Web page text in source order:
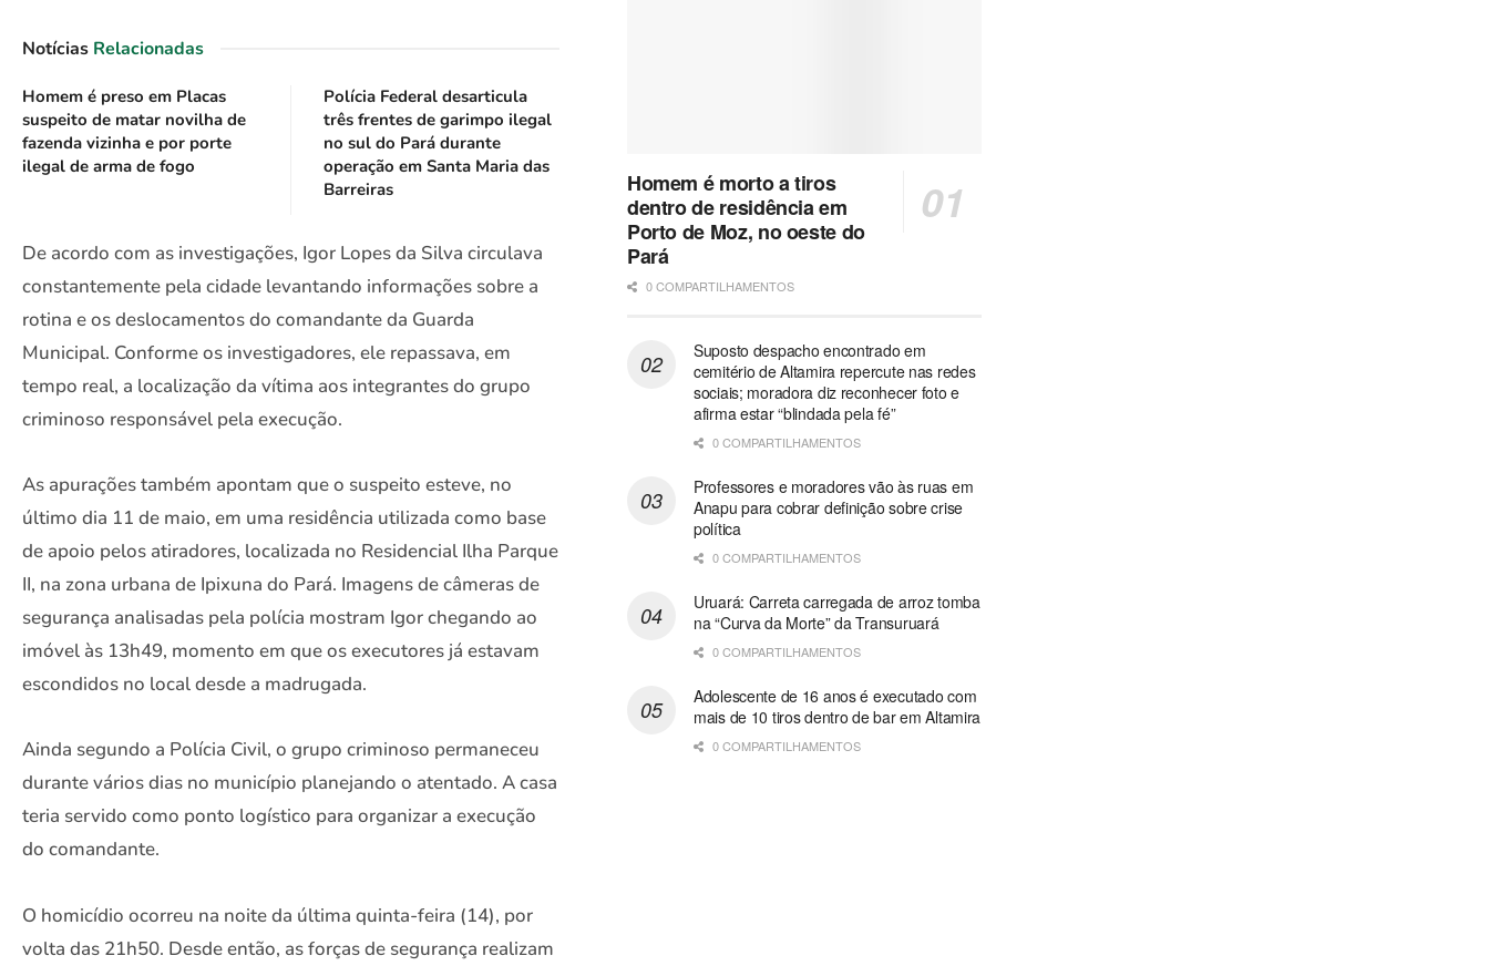
Notícias Relacionadas
Homem é preso em Placas
suspeito de matar novilha de
fazenda vizinha e por porte
ilegal de arma de fogo
Polícia Federal desarticula
três frentes de garimpo ilegal
no sul do Pará durante
operação em Santa Maria das
Barreiras
De acordo com as investigações, Igor Lopes da Silva circulava
constantemente pela cidade levantando informações sobre a
rotina e os deslocamentos do comandante da Guarda
Municipal. Conforme os investigadores, ele repassava, em
tempo real, a localização da vítima aos integrantes do grupo
criminoso responsável pela execução.
As apurações também apontam que o suspeito esteve, no
último dia 11 de maio, em uma residência utilizada como base
de apoio pelos atiradores, localizada no Residencial Ilha Parque
II, na zona urbana de Ipixuna do Pará. Imagens de câmeras de
segurança analisadas pela polícia mostram Igor chegando ao
imóvel às 13h49, momento em que os executores já estavam
escondidos no local desde a madrugada.
Ainda segundo a Polícia Civil, o grupo criminoso permaneceu
durante vários dias no município planejando o atentado. A casa
teria servido como ponto logístico para organizar a execução
do comandante.
O homicídio ocorreu na noite da última quinta-feira (14), por
volta das 21h50. Desde então, as forças de segurança realizam
Homem é morto a tiros
dentro de residência em
Porto de Moz, no oeste do
Pará
0 COMPARTILHAMENTOS
Suposto despacho encontrado em
cemitério de Altamira repercute nas redes
sociais; moradora diz reconhecer foto e
afirma estar “blindada pela fé”
0 COMPARTILHAMENTOS
Professores e moradores vão às ruas em
Anapu para cobrar definição sobre crise
política
0 COMPARTILHAMENTOS
Uruará: Carreta carregada de arroz tomba
na “Curva da Morte” da Transuruará
0 COMPARTILHAMENTOS
Adolescente de 16 anos é executado com
mais de 10 tiros dentro de bar em Altamira
0 COMPARTILHAMENTOS